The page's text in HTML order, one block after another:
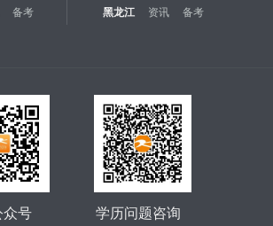
备考 黑龙江 资讯
备考
学历问题咨询
众号